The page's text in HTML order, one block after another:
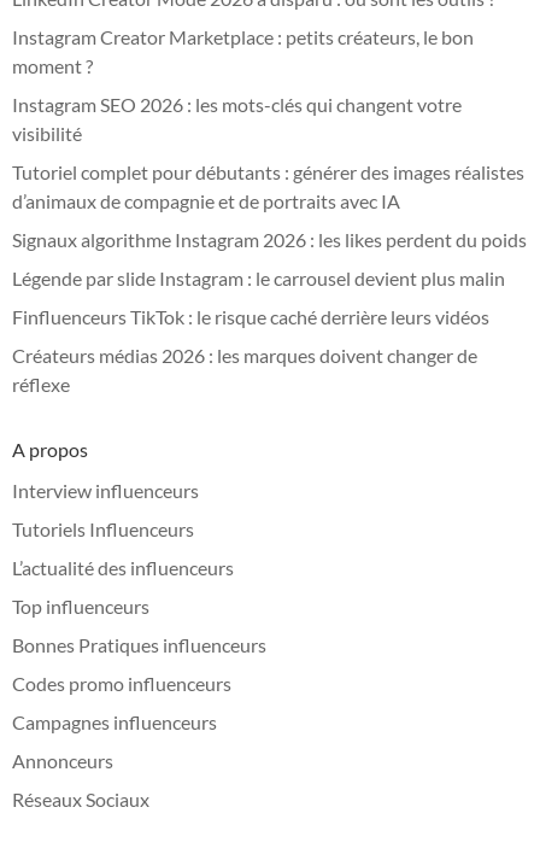
Instagram Creator Marketplace : petits créateurs, le bon
moment ?
Instagram SEO 2026 : les mots-clés qui changent votre
visibilité
Tutoriel complet pour débutants : générer des images réalistes
d’animaux de compagnie et de portraits avec IA
Signaux algorithme Instagram 2026 : les likes perdent du poids
Légende par slide Instagram : le carrousel devient plus malin
Finfluenceurs TikTok : le risque caché derrière leurs vidéos
Créateurs médias 2026 : les marques doivent changer de
réflexe
A propos
Interview influenceurs
Tutoriels Influenceurs
L’actualité des influenceurs
Top influenceurs
Bonnes Pratiques influenceurs
Codes promo influenceurs
Campagnes influenceurs
Annonceurs
Réseaux Sociaux